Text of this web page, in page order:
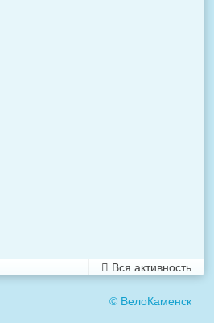
Вся активность
© ВелоКаменск